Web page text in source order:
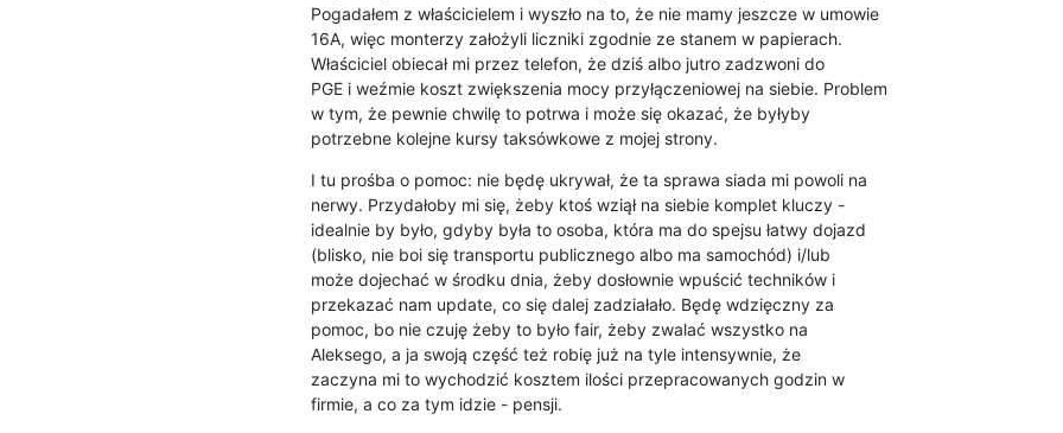
Pogadałem z właścicielem i wyszło na to, że nie mamy jeszcze w umowie
16A, więc monterzy założyli liczniki zgodnie ze stanem w papierach.
Właściciel obiecał mi przez telefon, że dziś albo jutro zadzwoni do
PGE i weźmie koszt zwiększenia mocy przyłączeniowej na siebie. Problem
w tym, że pewnie chwilę to potrwa i może się okazać, że byłyby
potrzebne kolejne kursy taksówkowe z mojej strony.
I tu prośba o pomoc: nie będę ukrywał, że ta sprawa siada mi powoli na
nerwy. Przydałoby mi się, żeby ktoś wziął na siebie komplet kluczy -
idealnie by było, gdyby była to osoba, która ma do spejsu łatwy dojazd
(blisko, nie boi się transportu publicznego albo ma samochód) i/lub
może dojechać w środku dnia, żeby dosłownie wpuścić techników i
przekazać nam update, co się dalej zadziałało. Będę wdzięczny za
pomoc, bo nie czuję żeby to było fair, żeby zwalać wszystko na
Aleksego, a ja swoją część też robię już na tyle intensywnie, że
zaczyna mi to wychodzić kosztem ilości przepracowanych godzin w
firmie, a co za tym idzie - pensji.